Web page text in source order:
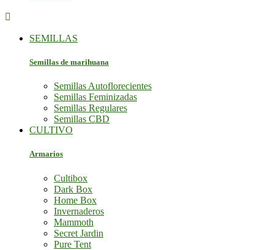

SEMILLAS
Semillas de marihuana
Semillas Autoflorecientes
Semillas Feminizadas
Semillas Regulares
Semillas CBD
CULTIVO
Armarios
Cultibox
Dark Box
Home Box
Invernaderos
Mammoth
Secret Jardin
Pure Tent